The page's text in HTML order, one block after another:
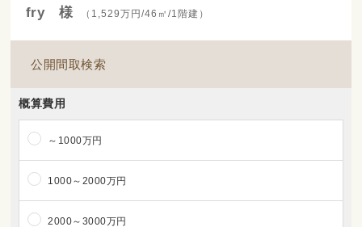
fry 様
（1,529万円/46㎡/1階建）
公開間取検索
概算費用
～1000万円
1000～2000万円
2000～3000万円